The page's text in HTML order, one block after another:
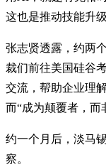
这也是推动技能升
张志贤透露，约两
裁们前往美国硅谷
交流，帮助企业理
而“成为颠覆者，而
约一个月后，淡马
察。